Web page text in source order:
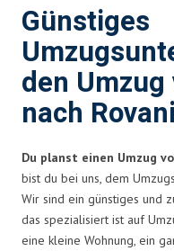
Günstiges
den
nach
Du planst einen Umzug
bist du bei uns, dem
Wir sind ein günstiges und
das spezialisiert ist auf
eine kleine Wohnung, ein